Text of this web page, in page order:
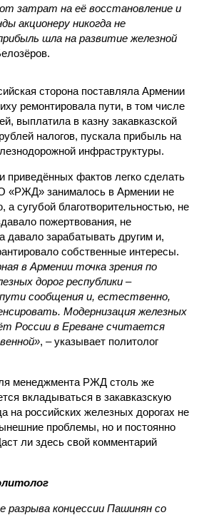
затрат на её восстановление и
акционеру никогда не
шла на развитие железной
сторона поставляла Армении
ремонтировала пути, в том числе
выплатила в казну закавказской
налогов, пускала прибыль на
инфраструктуры.
приведённых фактов легко сделать
«РЖД» занималось в Армении не
а сугубой благотворительностью, не
пожертвования, не
давало зарабатывать другим и,
собственные интересы.
в Армении точка зрения по
дорог рес­публики –
сообщения и, естественно,
Модернизация железных
России в Ереване считается
, – указывает политолог
менеджмента РЖД столь же
вкладываться в закавказскую
на российских железных дорогах не
проблемы, но и постоянно
ли здесь свой комментарий
разрыва концессии Пашинян со